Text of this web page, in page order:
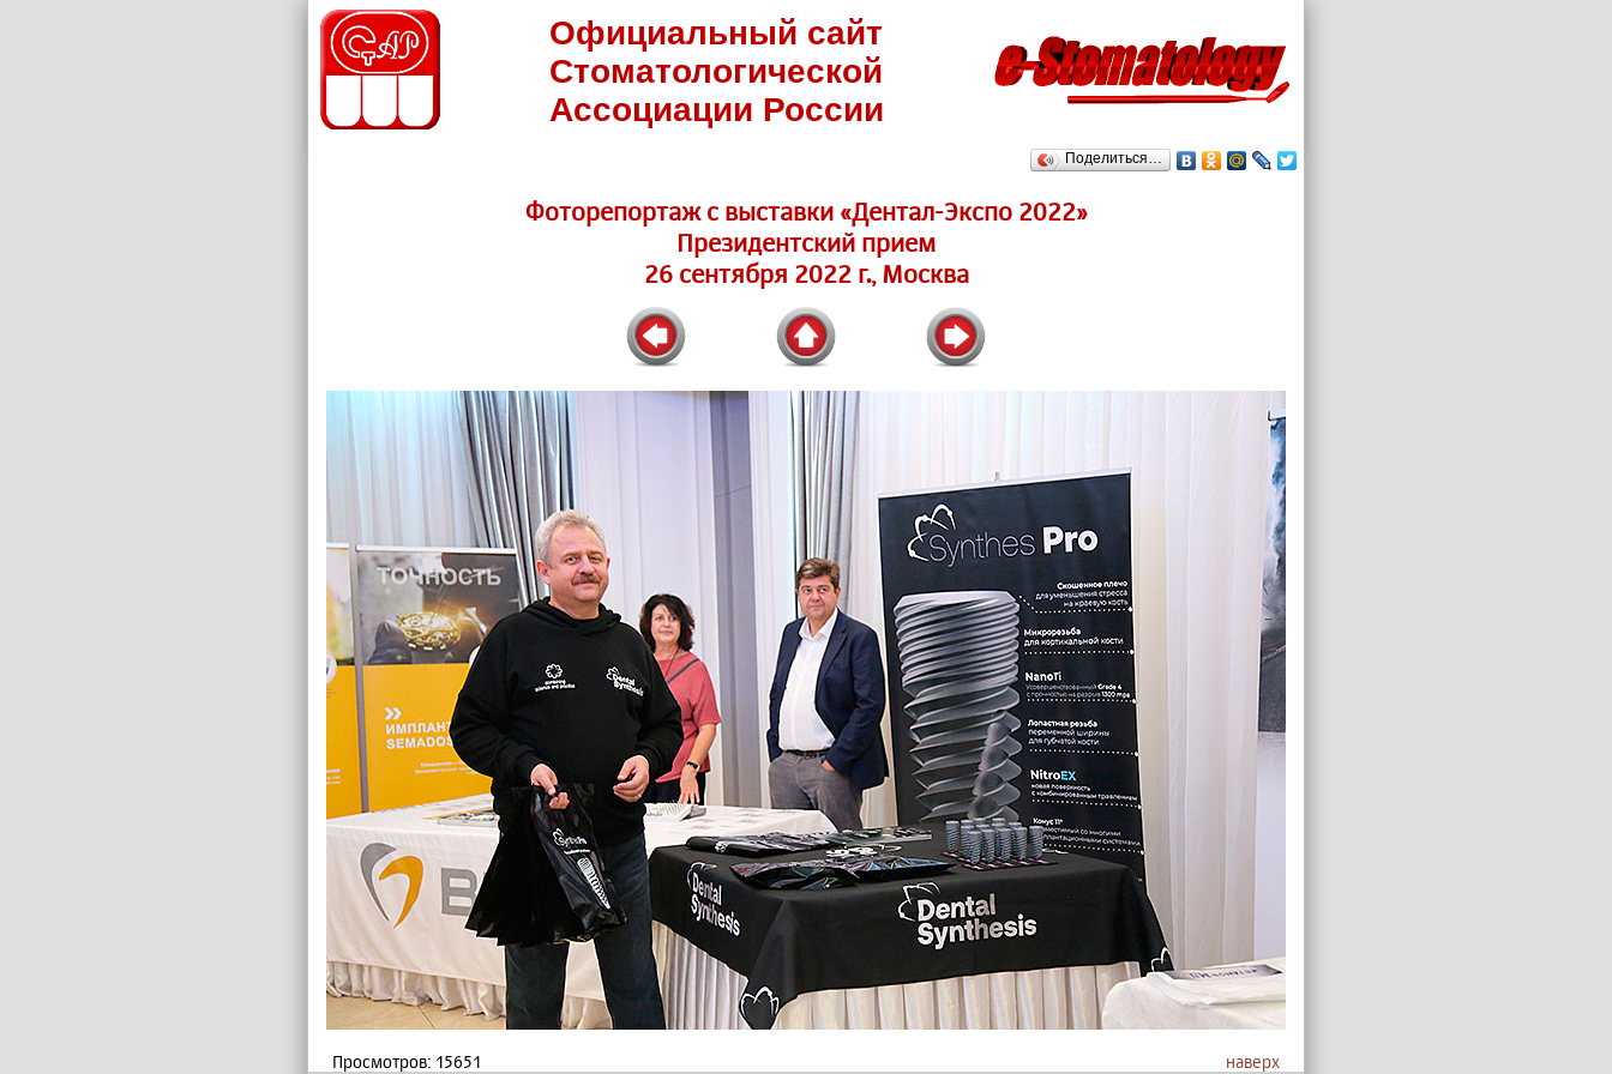
Официальный сайт
Стоматологической
Ассоциации России
Поделиться…
Фоторепортаж c выставки «Дентал-Экспо 2022»
Президентский прием
26 сентября 2022 г., Москва
наверх
Просмотров: 15651